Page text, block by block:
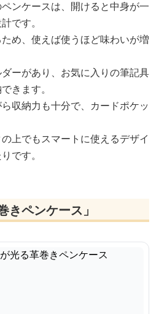
ンケースは、開けると中身が一
です。
め、使えば使うほど味わいが増
ーがあり、お気に入りの筆記具
きます。
収納力も十分で、カードポケッ
上でもスマートに使えるデザイ
です。
きペンケース」